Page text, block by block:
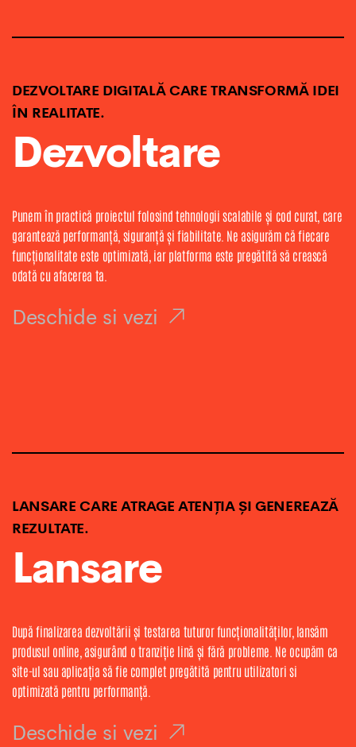
DEZVOLTARE DIGITALĂ CARE TRANSFORMĂ IDEI
ÎN REALITATE.
Dezvoltare
Punem în practică proiectul folosind tehnologii scalabile și cod curat, care
garantează performanță, siguranță și fiabilitate. Ne asigurăm că fiecare
funcționalitate este optimizată, iar platforma este pregătită să crească
odată cu afacerea ta.
Deschide si vezi
LANSARE CARE ATRAGE ATENȚIA ȘI GENEREAZĂ
REZULTATE.
Lansare
După finalizarea dezvoltării și testarea tuturor funcționalităților, lansăm
produsul online, asigurând o tranziție lină și fără probleme. Ne ocupăm ca
site-ul sau aplicația să fie complet pregătită pentru utilizatori si
optimizată pentru performanță.
Deschide si vezi